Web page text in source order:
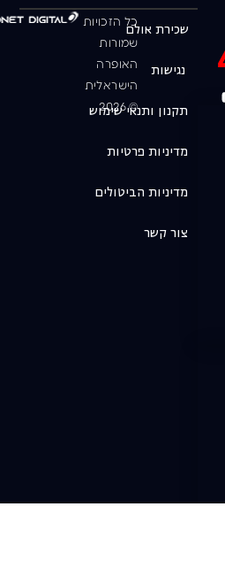
כל הזכויות
שמורות
האופרה
הישראלית
© 2026
שכירת אולם
נגישות
תקנון ותנאי שימוש
מדיניות פרטיות
מדיניות הביטולים
צור קשר